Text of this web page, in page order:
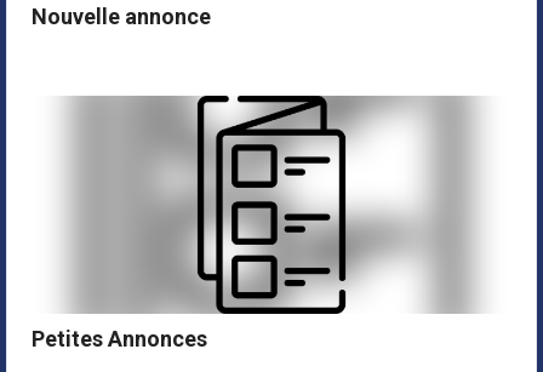
Nouvelle annonce
Petites Annonces